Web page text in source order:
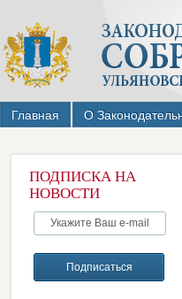
Главная О
ПОДПИСКА НА
НОВОСТИ